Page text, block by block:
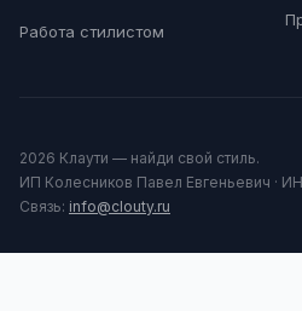
Работа стилистом
2026 Клаути — найди свой стиль.
ИП Колесников Павел Евгеньевич ·
Связь: info@clouty.ru